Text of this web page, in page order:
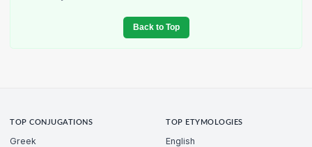
Back to Top
TOP CONJUGATIONS
Greek
TOP ETYMOLOGIES
English